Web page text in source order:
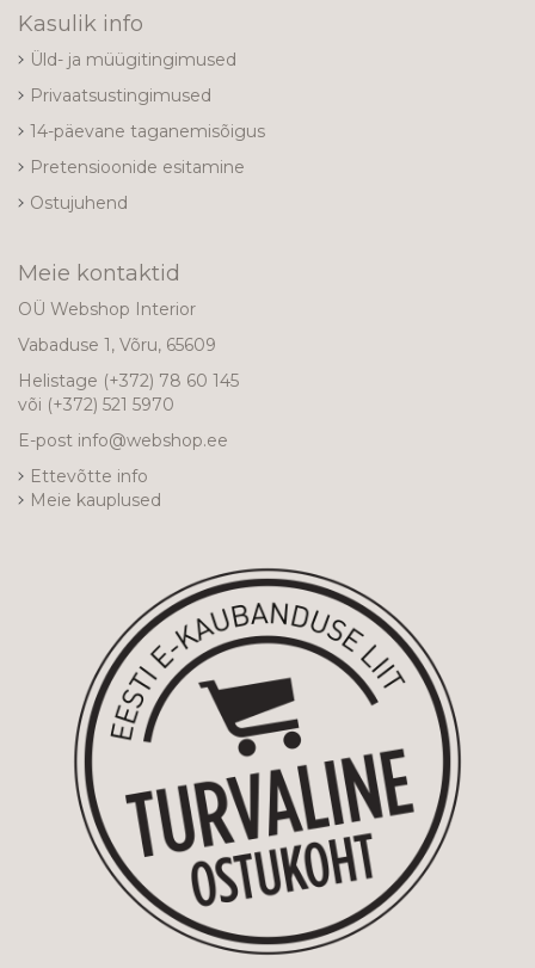
Kasulik info
Üld- ja müügitingimused
Privaatsustingimused
14-päevane taganemisõigus
Pretensioonide esitamine
Ostujuhend
Meie kontaktid
OÜ Webshop Interior
Vabaduse 1, Võru, 65609
Helistage (+372) 78 60 145
või (+372) 521 5970
E-post info@webshop.ee
Ettevõtte info
Meie kauplused